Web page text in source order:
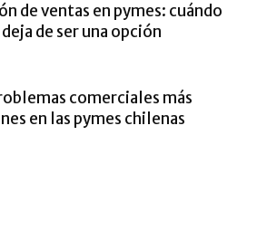
de ventas en pymes: cuándo
de ser una opción
comerciales más
en las pymes chilenas